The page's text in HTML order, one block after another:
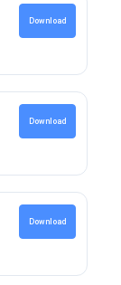
Download
Download
Download